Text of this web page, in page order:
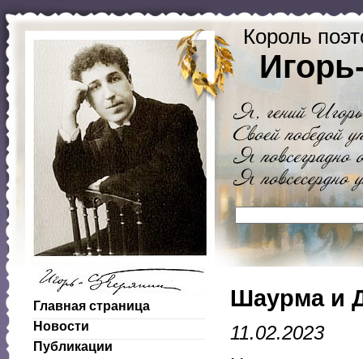
Король
Главная страница
Новости
Публикации
Шаурма и
11.02.2023